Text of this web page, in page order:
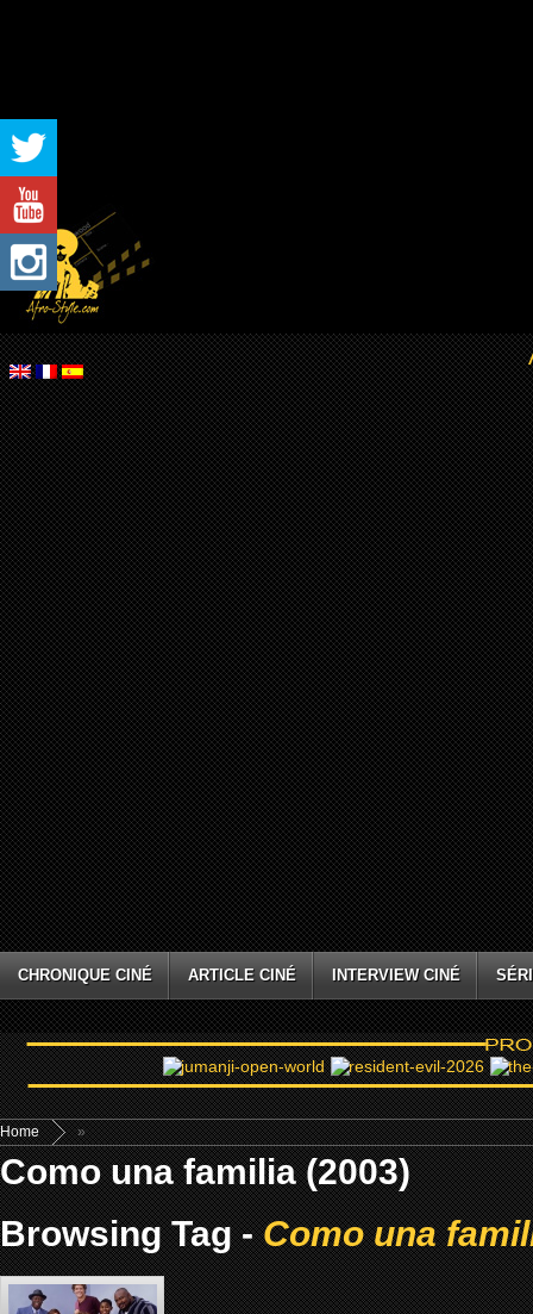
CHRONIQUE CINÉ ARTICLE CINÉ INTERVIEW CINÉ
Home »
Como una familia (2003)
Browsing Tag -Como una